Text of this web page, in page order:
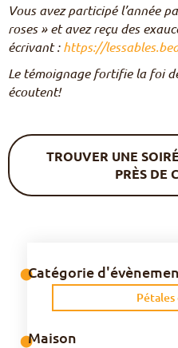
Vous avez participé l’année
roses » et avez reçu des
écrivant :https://
Le témoignage fortifie la foi
écoutent!
TROUVER UNE
PRÈS DE
⬤Catégorie
Pétales
⬤Maison